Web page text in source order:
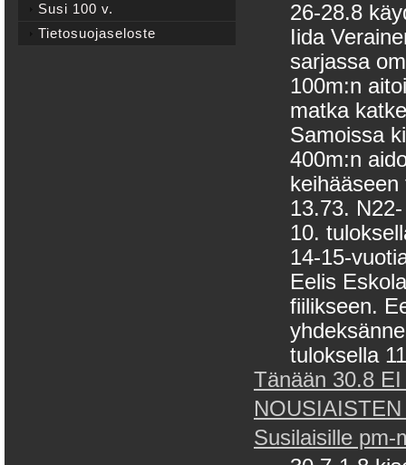
26-28.8
Iida
sarjassa
100m:n
matka
Samoissa
400m:n
13.73.
10.
14-15-
Eelis
fiilikseen.
tuloksella
Tänään 30.8
Susilaisille pm-
Susi 100 v.
Tietosuojaseloste